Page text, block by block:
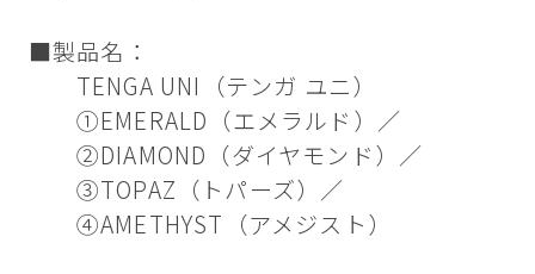
■製品名：
TENGA UNI（テンガ ユニ）
①EMERALD（エメラルド）／
②DIAMOND（ダイヤモンド）／
③TOPAZ（トパーズ）／
④AMETHYST（アメジスト）